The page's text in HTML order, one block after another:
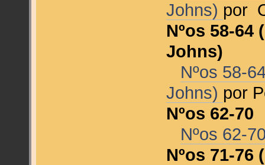
Johns) por
Nºos 58-
Johns)
Nºos 58-
Johns) por
Nºos 62-70
Nºos 62-
Nºos 71-